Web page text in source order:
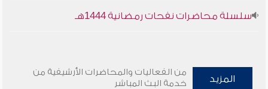
سلسلة محاضرات نفحات رمضانية 1444هـ
المزيد
من الفعاليات والمحاضرات الأرشيفية من
خدمة البث المباشر